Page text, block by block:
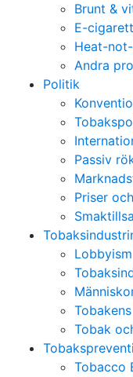
Brunt &
E-
Heat-
Andra
Politik
Passiv
Priser
Lobbyism
Tobak
Tobacco